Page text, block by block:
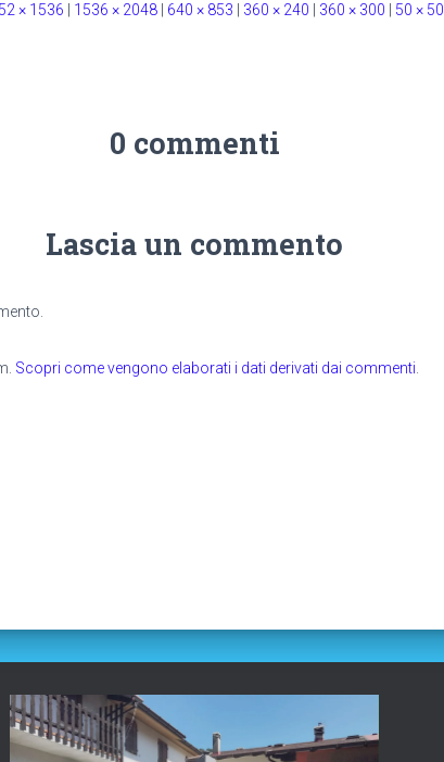
× 1536 1536 × 2048 640 × 853 360 × 240 360 × 300 50 × 50
0 commenti
Lascia un commento
Scopri come vengono elaborati i dati derivati dai commenti